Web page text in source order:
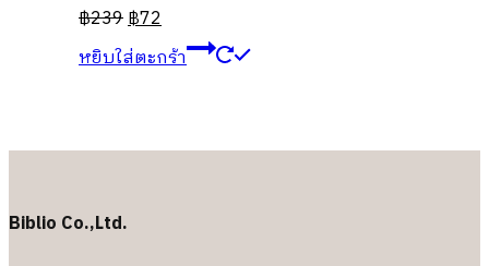
฿239฿72
หยิบใส่ตะกร้า
Biblio Co.,Ltd.